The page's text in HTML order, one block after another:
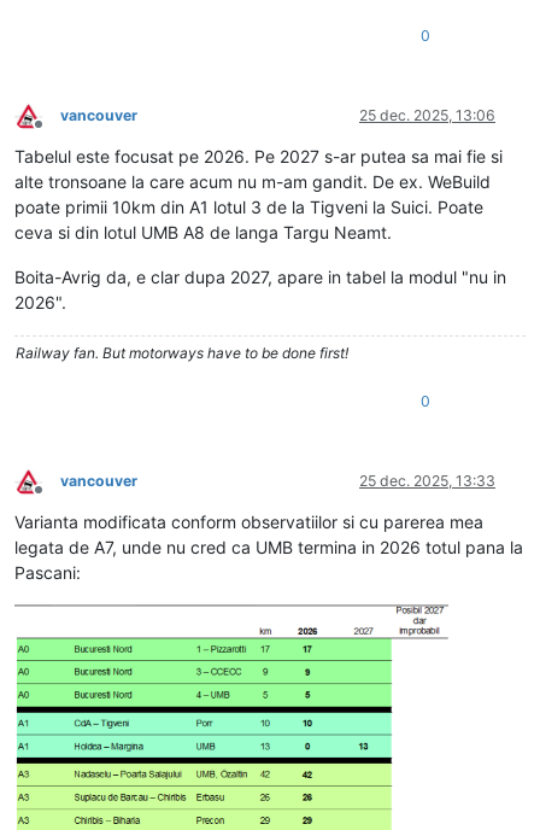
0
Deconectat
vancouver 25 dec. 2025, 13:06
Tabelul este focusat pe 2026. Pe 2027 s-ar putea sa mai fie si
alte tronsoane la care acum nu m-am gandit. De ex. WeBuild
poate primii 10km din A1 lotul 3 de la Tigveni la Suici. Poate
ceva si din lotul UMB A8 de langa Targu Neamt.
Boita-Avrig da, e clar dupa 2027, apare in tabel la modul "nu in
2026".
Railway fan. But motorways have to be done first!
0
Deconectat
vancouver 25 dec. 2025, 13:33
Varianta modificata conform observatiilor si cu parerea mea
legata de A7, unde nu cred ca UMB termina in 2026 totul pana la
Pascani: